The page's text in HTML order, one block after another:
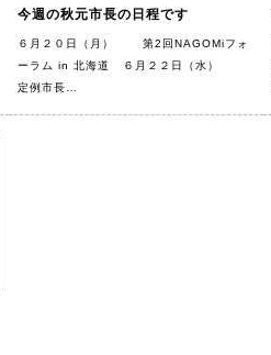
今週の秋元市長の日程です
６月２０日（月） 第2回NAGOMiフォ
ーラム in 北海道 ６月２２日（水）
定例市長…